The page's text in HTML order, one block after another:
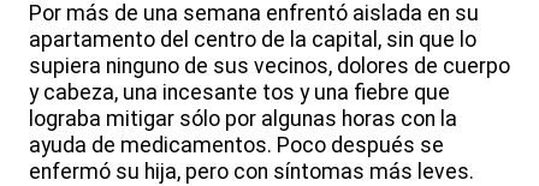
Por más de una semana enfrentó aislada en su
apartamento del centro de la capital, sin que lo
supiera ninguno de sus vecinos, dolores de cuerpo
y cabeza, una incesante tos y una fiebre que
lograba mitigar sólo por algunas horas con la
ayuda de medicamentos. Poco después se
enfermó su hija, pero con síntomas más leves.